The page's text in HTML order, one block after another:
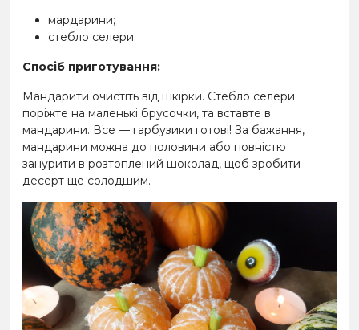
мардарини;
стебло селери.
Спосіб приготування:
Мандарити очистіть від шкірки. Стебло селери
поріжте на маленькі брусочки, та вставте в
мандарини. Все — гарбузики готові! За бажання,
мандарини можна до половини або повністю
занурити в розтоплений шоколад, щоб зробити
десерт ще солодшим.